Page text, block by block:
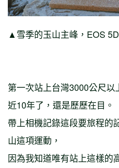
▲雪季的玉山主峰，EOS
第一次站上台灣3000公尺
近10年了，還是歷歷在目。
帶上相機記錄這段要旅程的
山這項運動，
因為我知道唯有站上這樣的